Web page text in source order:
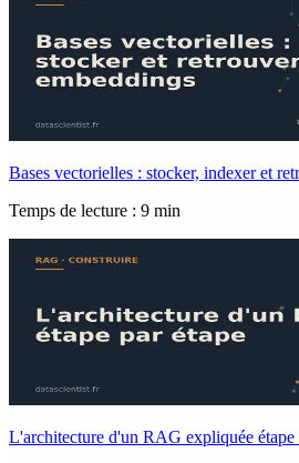
Bases vectorielles : stocker, indexer et
Temps de lecture : 9 min
L'architecture d'un RAG expliquée étape